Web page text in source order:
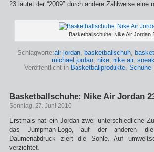
23 läutet der “2009″ durch andere Zählweise eine
Basketballschuhe: Nike Air Jordan
Schlagworte:air jordan, basketballschuh,
michael jordan, nike, nike air,
Veröffentlicht in Basketballprodukte, Schuhe
Basketballschuhe: Nike Air Jordan
Sonntag, 27. Juni 2010
Erstmals hat ein Jordan zwei unterschiedliche
das Jumpman-Logo, auf der anderen
Daumenabdruck ziert die Sohle. Auf
verzichtet.